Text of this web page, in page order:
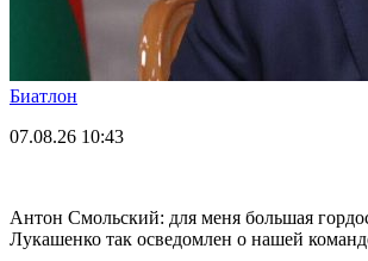
Биатлон
07.08.26 10:43
Антон Смольский: для меня большая
Лукашенко так осведомлен о нашей